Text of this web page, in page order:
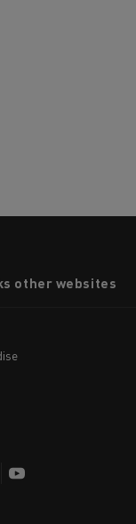
other websites